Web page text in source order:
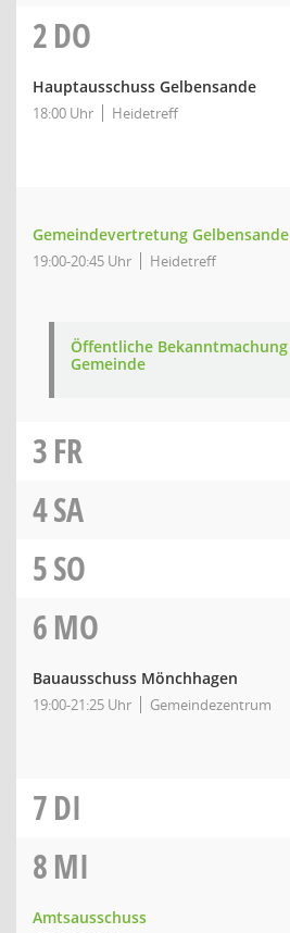
2DO
Hauptausschuss Gelbensande
18:00 Uhr Heidetreff
Gemeindevertretung Gelbensande
19:00-20:45 Uhr Heidetreff
Öffentliche Bekanntmachung
Gemeinde
3FR
4SA
5SO
6MO
Bauausschuss Mönchhagen
19:00-21:25 Uhr Gemeindezentrum
7DI
8MI
Amtsausschuss